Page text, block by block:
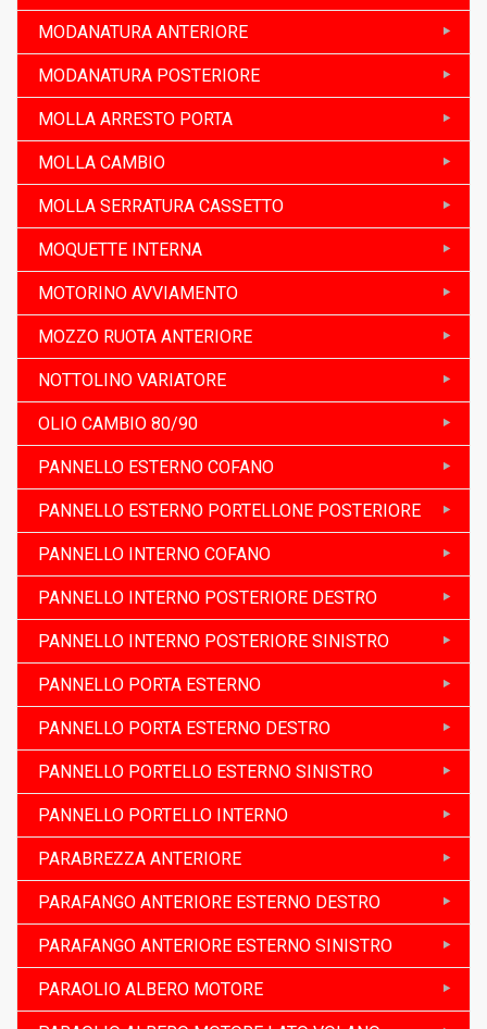
MODANATURA ANTERIORE
MODANATURA POSTERIORE
MOLLA ARRESTO PORTA
MOLLA CAMBIO
MOLLA SERRATURA CASSETTO
MOQUETTE INTERNA
MOTORINO AVVIAMENTO
MOZZO RUOTA ANTERIORE
NOTTOLINO VARIATORE
OLIO CAMBIO 80/90
PANNELLO ESTERNO COFANO
PANNELLO ESTERNO PORTELLONE POSTERIORE
PANNELLO INTERNO COFANO
PANNELLO INTERNO POSTERIORE DESTRO
PANNELLO INTERNO POSTERIORE SINISTRO
PANNELLO PORTA ESTERNO
PANNELLO PORTA ESTERNO DESTRO
PANNELLO PORTELLO ESTERNO SINISTRO
PANNELLO PORTELLO INTERNO
PARABREZZA ANTERIORE
PARAFANGO ANTERIORE ESTERNO DESTRO
PARAFANGO ANTERIORE ESTERNO SINISTRO
PARAOLIO ALBERO MOTORE